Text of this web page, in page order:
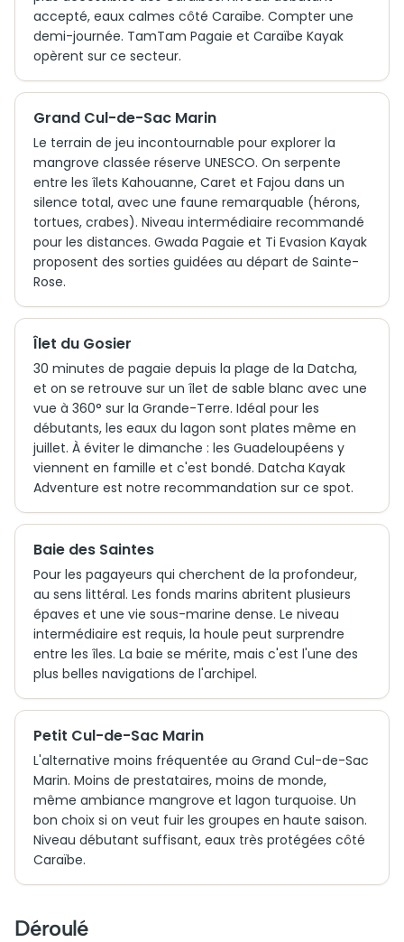
accepté, eaux calmes côté Caraïbe. Compter une
demi-journée. TamTam Pagaie et Caraïbe Kayak
opèrent sur ce secteur.
Grand Cul-de-Sac Marin
Le terrain de jeu incontournable pour explorer la
mangrove classée réserve UNESCO. On serpente
entre les îlets Kahouanne, Caret et Fajou dans un
silence total, avec une faune remarquable (hérons,
tortues, crabes). Niveau intermédiaire recommandé
pour les distances. Gwada Pagaie et Ti Evasion Kayak
proposent des sorties guidées au départ de Sainte-
Rose.
Îlet du Gosier
30 minutes de pagaie depuis la plage de la Datcha,
et on se retrouve sur un îlet de sable blanc avec une
vue à 360° sur la Grande-Terre. Idéal pour les
débutants, les eaux du lagon sont plates même en
juillet. À éviter le dimanche : les Guadeloupéens y
viennent en famille et c'est bondé. Datcha Kayak
Adventure est notre recommandation sur ce spot.
Baie des Saintes
Pour les pagayeurs qui cherchent de la profondeur,
au sens littéral. Les fonds marins abritent plusieurs
épaves et une vie sous-marine dense. Le niveau
intermédiaire est requis, la houle peut surprendre
entre les îles. La baie se mérite, mais c'est l'une des
plus belles navigations de l'archipel.
Petit Cul-de-Sac Marin
L'alternative moins fréquentée au Grand Cul-de-Sac
Marin. Moins de prestataires, moins de monde,
même ambiance mangrove et lagon turquoise. Un
bon choix si on veut fuir les groupes en haute saison.
Niveau débutant suffisant, eaux très protégées côté
Caraïbe.
Déroulé